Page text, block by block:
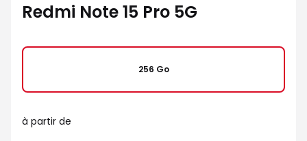
Redmi Note 15 Pro 5G
256 Go
à partir de